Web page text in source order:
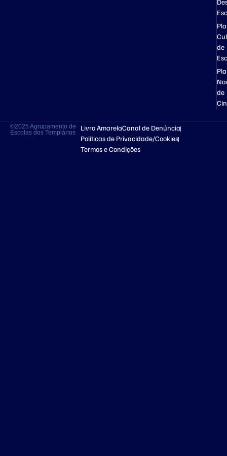
de
de
©2025 Agrupamento de
Escolas dos Templários
Livro AmareloCanal de Denúncia
Políticas de Privacidade/Cookies
Termos e Condições